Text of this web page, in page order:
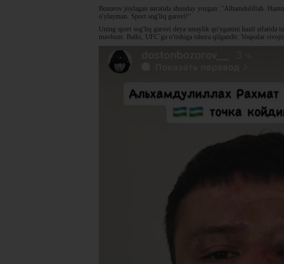
Bozorov joylagan suratida shunday yozgan: "Alhamdulillah.
o'ylayman. Sport sog'liq garovi!"
Uning sport sog'liq garovi deya smaylik qo'yganini hazil sifatida
mavhum. Balki, UFC`ga o'tishiga ishora qilgandir. Voqealar